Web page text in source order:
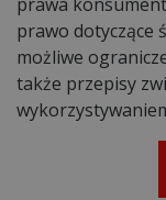
prawo dotyczące
możliwe
także przepisy